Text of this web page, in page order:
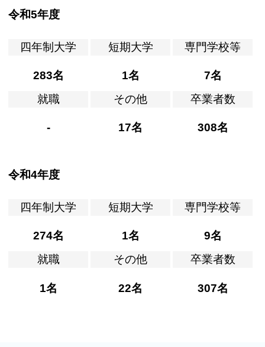
令和5年度
四年制大学
283名
短期大学
1名
専門学校等
7名
就職
-
その他
17名
卒業者数
308名
令和4年度
四年制大学
274名
短期大学
1名
専門学校等
9名
就職
1名
その他
22名
卒業者数
307名